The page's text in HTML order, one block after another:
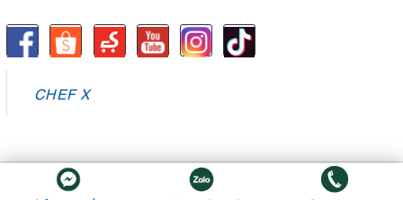
CHEF X
© Bản quyền thuộc về